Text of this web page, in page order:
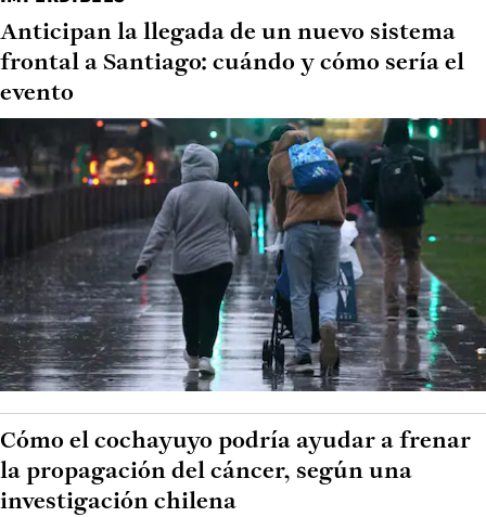
Anticipan la llegada de un nuevo sistema
frontal a Santiago: cuándo y cómo sería el
evento
Cómo el cochayuyo podría ayudar a frenar
la propagación del cáncer, según una
investigación chilena